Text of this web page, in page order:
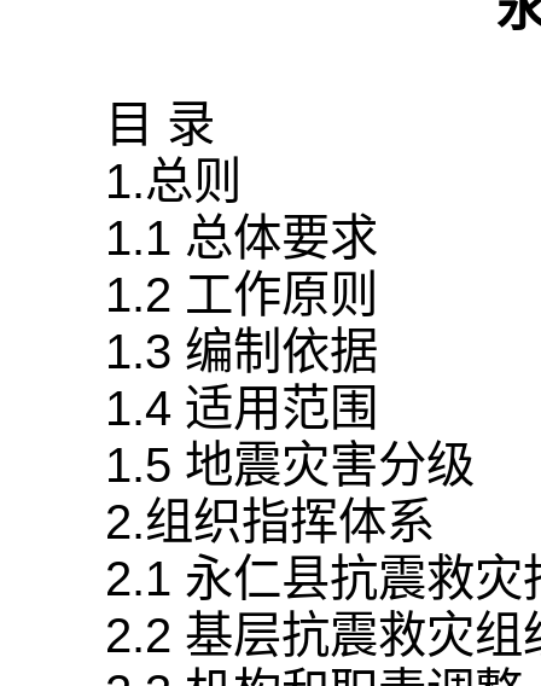
目 录
1.总则
1.1 总体要求
1.2 工作原则
1.3 编制依据
1.4 适用范围
1.5 地震灾害分级
2.组织指挥体系
2.1 永仁县抗震救灾
2.2 基层抗震救灾组